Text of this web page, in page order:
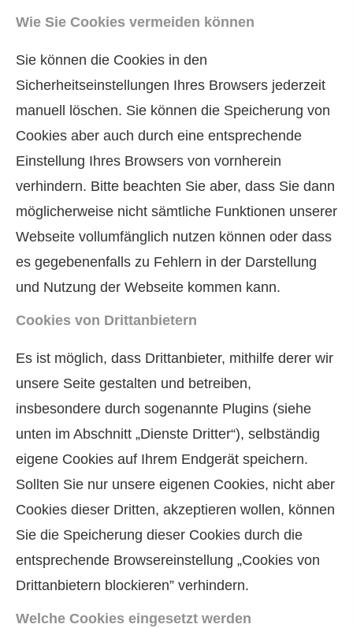
Wie Sie Cookies vermeiden können
Sie können die Cookies in den
Sicherheitseinstellungen Ihres Browsers jederzeit
manuell löschen. Sie können die Speicherung von
Cookies aber auch durch eine entsprechende
Einstellung Ihres Browsers von vornherein
verhindern. Bitte beachten Sie aber, dass Sie dann
möglicherweise nicht sämtliche Funktionen unserer
Webseite vollumfänglich nutzen können oder dass
es gegebenenfalls zu Fehlern in der Darstellung
und Nutzung der Webseite kommen kann.
Cookies von Drittanbietern
Es ist möglich, dass Drittanbieter, mithilfe derer wir
unsere Seite gestalten und betreiben,
insbesondere durch sogenannte Plugins (siehe
unten im Abschnitt „Dienste Dritter“), selbständig
eigene Cookies auf Ihrem Endgerät speichern.
Sollten Sie nur unsere eigenen Cookies, nicht aber
Cookies dieser Dritten, akzeptieren wollen, können
Sie die Speicherung dieser Cookies durch die
entsprechende Browsereinstellung „Cookies von
Drittanbietern blockieren” verhindern.
Welche Cookies eingesetzt werden